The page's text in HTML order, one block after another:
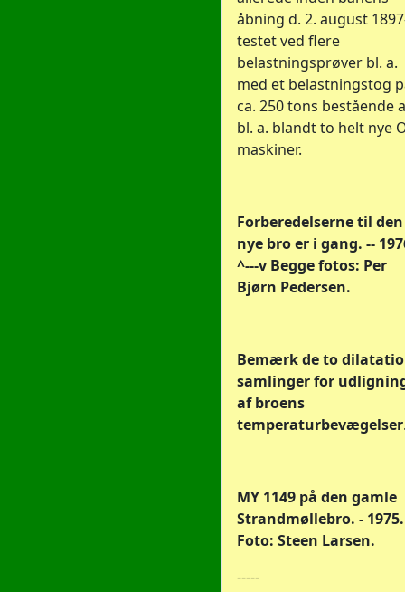
åbning d. 2. august
testet ved flere
belastningsprøver bl. a.
med et belastningstog
ca. 250 tons bestående
bl. a. blandt to helt nye
maskiner.
Forberedelserne til den
nye bro er i gang. --
^---v Begge fotos: Per
Bjørn Pedersen.
Bemærk de to
samlinger for
af broens
temperaturbevægelser
MY 1149 på den gamle
Strandmøllebro. - 1975.
Foto: Steen Larsen.
-----